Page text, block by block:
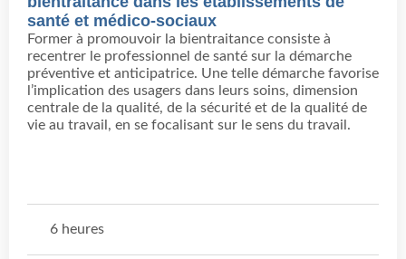
santé et médico-sociaux
Former à promouvoir la bientraitance consiste à
recentrer le professionnel de santé sur la démarche
préventive et anticipatrice. Une telle démarche favorise
l’implication des usagers dans leurs soins, dimension
centrale de la qualité, de la sécurité et de la qualité de
vie au travail, en se focalisant sur le sens du travail.
6 heures